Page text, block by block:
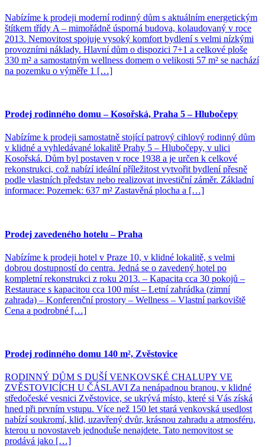
Nabízíme k prodeji moderní rodinný dům s aktuálním energetickým
štítkem třídy A – mimořádně úsporná budova, kolaudovaný v roce
2013. Nemovitost spojuje vysoký komfort bydlení s velmi nízkými
provozními náklady. Hlavní dům o dispozici 7+1 a celkové ploše
330 m² a samostatným wellness domem o velikosti 57 m² se nachází
na pozemku o výměře 1 […]
Prodej rodinného domu – Kosořská, Praha 5 – Hlubočepy
Nabízíme k prodeji samostatně stojící patrový cihlový rodinný dům
v klidné a vyhledávané lokalitě Prahy 5 – Hlubočepy, v ulici
Kosořská. Dům byl postaven v roce 1938 a je určen k celkové
rekonstrukci, což nabízí ideální příležitost vytvořit bydlení přesně
podle vlastních představ nebo realizovat investiční záměr. Základní
informace: Pozemek: 637 m² Zastavěná plocha a […]
Prodej zavedeného hotelu – Praha
Nabízíme k prodeji hotel v Praze 10, v klidné lokalitě, s velmi
dobrou dostupností do centra. Jedná se o zavedený hotel po
kompletní rekonstrukci z roku 2013. – Kapacita cca 30 pokojů –
Restaurace s kapacitou cca 100 míst – Letní zahrádka (zimní
zahrada) – Konferenční prostory – Wellness – Vlastní parkoviště
Cena a podrobné […]
Prodej rodinného domu 140 m², Zvěstovice
RODINNÝ DŮM S DUŠÍ VENKOVSKÉ CHALUPY VE
ZVĚSTOVICÍCH U ČÁSLAVI Za nenápadnou branou, v klidné
středočeské vesnici Zvěstovice, se ukrývá místo, které si Vás získá
hned při prvním vstupu. Více než 150 let stará venkovská usedlost
nabízí soukromí, klid, uzavřený dvůr, krásnou zahradu a atmosféru,
kterou u novostaveb jednoduše nenajdete. Tato nemovitost se
prodává jako […]